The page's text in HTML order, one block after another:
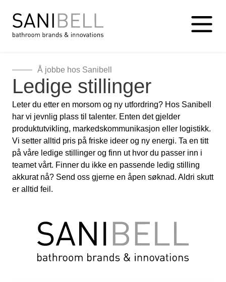
Å jobbe hos Sanibell
Ledige stillinger
Leter du etter en morsom og ny utfordring? Hos Sanibell
har vi jevnlig plass til talenter. Enten det gjelder
produktutvikling, markedskommunikasjon eller logistikk.
Vi setter alltid pris på friske ideer og ny energi. Ta en titt
på våre ledige stillinger og finn ut hvor du passer inn i
teamet vårt. Finner du ikke en passende ledig stilling
akkurat nå? Send oss gjerne en åpen søknad. Aldri skutt
er alltid feil.